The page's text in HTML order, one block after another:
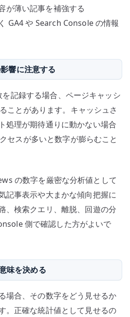
が薄い記事を補強する
GA4 や Search Console の情報
響に注意する
記録する場合、ページキャッシ
ことがあります。キャッシュさ
処理が期待通りに動かない場合
セスが多いと数字が膨らむこと
の数字を厳密な分析値として
記事表示や大まかな傾向把握に
、検索クエリ、離脱、回遊の分
側で確認した方がよいで
味を決める
場合、その数字をどう見せるか
。正確な統計値として見せるの